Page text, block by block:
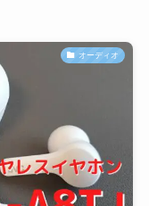
オーディオ